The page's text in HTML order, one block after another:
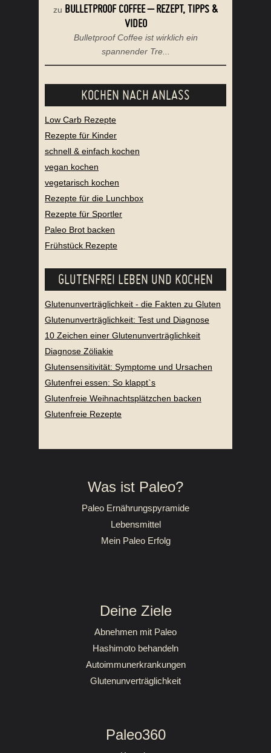
zu BULLETPROOF COFFEE – REZEPT, TIPPS &
VIDEO
Bulletproof Coffee ist wirklich ein
spannender Tre...
KOCHEN NACH ANLASS
Low Carb Rezepte
Rezepte für Kinder
schnell & einfach kochen
vegan kochen
vegetarisch kochen
Rezepte für die Lunchbox
Rezepte für Sportler
Paleo Brot backen
Frühstück Rezepte
GLUTENFREI LEBEN UND KOCHEN
Glutenunverträglichkeit - die Fakten zu Gluten
Glutenunverträglichkeit: Test und Diagnose
10 Zeichen einer Glutenunverträglichkeit
Diagnose Zöliakie
Glutensensitivität: Symptome und Ursachen
Glutenfrei essen: So klappt`s
Glutenfreie Weihnachtsplätzchen backen
Glutenfreie Rezepte
Was ist Paleo?
Paleo Ernährungspyramide
Lebensmittel
Mein Paleo Erfolg
Deine Ziele
Abnehmen mit Paleo
Hashimoto behandeln
Autoimmunerkrankungen
Glutenunverträglichkeit
Paleo360